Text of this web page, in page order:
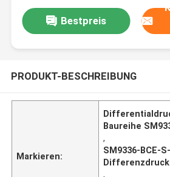
Bestpreis
PRODUKT-BESCHREIBUNG
Markieren:
Baureihe
,
SM9336-BCE-
,